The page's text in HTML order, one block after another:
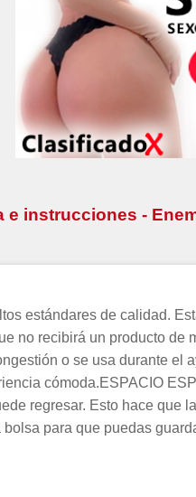
instrucciones -
estándares de calidad.
no recibirá un producto de
o se usa durante el
cómoda.ESPACIO
regresar. Esto hace que
para que puedas